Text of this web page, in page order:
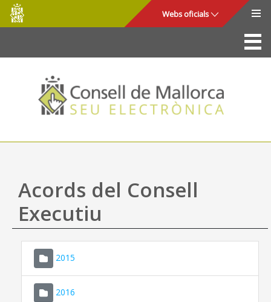
Salta al contingut principal
Consell
de
Mallorca
Webs oficials
La Seu
Consell de Mallorca
Accés i seguretat
Utilitats
Ajuda
Acords del Consell
Executiu
2015
2016